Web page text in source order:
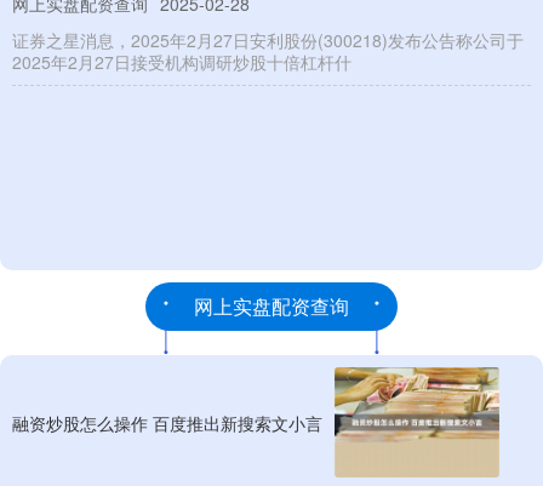
证券之星消息，2025年2月27日安利股份(300218)发布公告称公司于
2025年2月27日接受机构调研炒股十倍杠杆什
网上实盘配资查询
融资炒股怎么操作 百度推出新搜索文小言